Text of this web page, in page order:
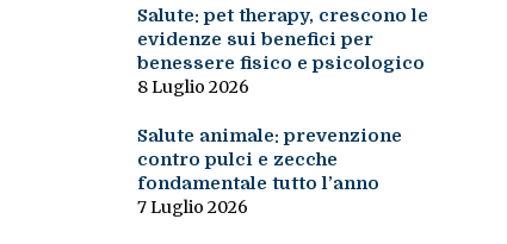
Salute: pet therapy, crescono le
evidenze sui benefici per
benessere fisico e psicologico
8 Luglio 2026
Salute animale: prevenzione
contro pulci e zecche
fondamentale tutto l’anno
7 Luglio 2026